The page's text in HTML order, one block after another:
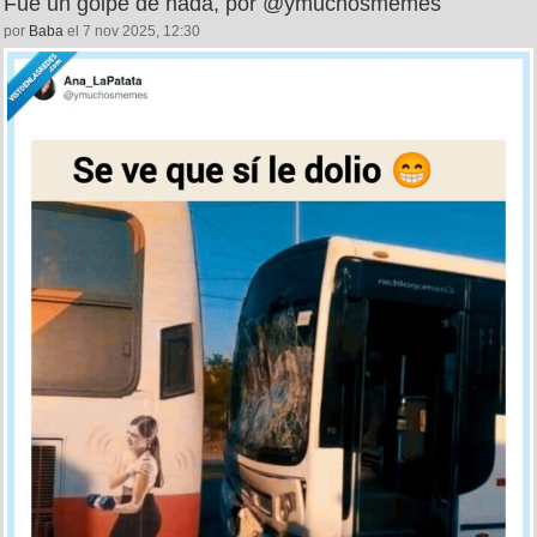
por Baba el 7 nov 2025, 12:30